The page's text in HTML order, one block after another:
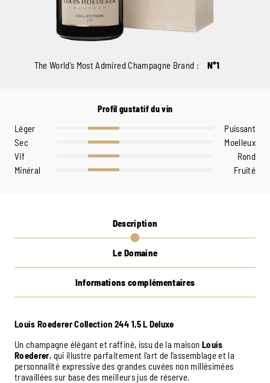
The World’s Most Admired Champagne Brand : N°1
Profil gustatif du vin
Léger
Puissant
Sec
Moelleux
Vif
Rond
Minéral
Fruité
Description
Le Domaine
Informations complémentaires
Louis Roederer Collection 244 1,5 L Deluxe
Un champagne élégant et raffiné, issu de la maison Louis
Roederer, qui illustre parfaitement l’art de l’assemblage et la
personnalité expressive des grandes cuvées non millésimées
travaillées sur base des meilleurs jus de réserve.